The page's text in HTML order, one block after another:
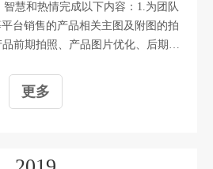
慧和热情完成以下内容：1.为团队
平台销售的产品相关主图及附图的拍
前期拍照、产品图片优化、后期图
理，根据需要随时进行设计调整。
、 熟练掌握PS、CDR、AI等各大主
立完成产品图片设计，且设计作品
更多